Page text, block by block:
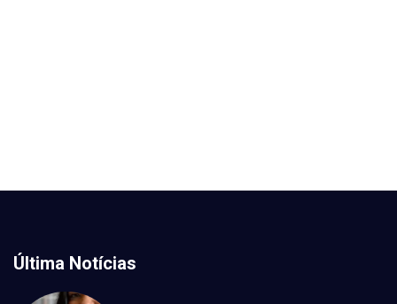
Última Notícias